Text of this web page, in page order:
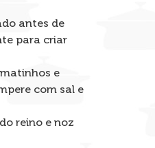
antes de
para criar
e
com sal e
reino e noz